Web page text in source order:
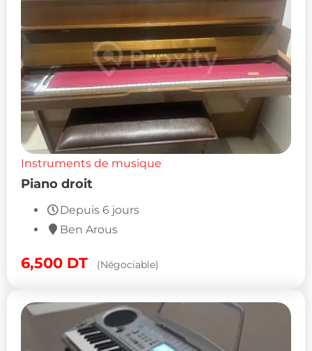
Instruments de musique
Piano droit
Depuis 6 jours
Ben Arous
6,500 DT (Négociable)